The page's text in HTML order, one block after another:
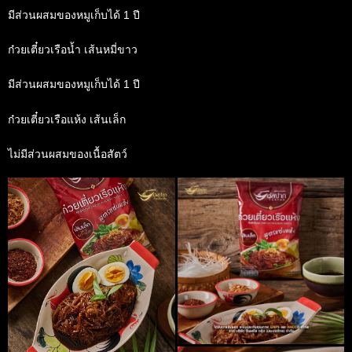
มีส่วนผสมของหมูเก็บได้ 1 ปี
ก๋วยเตี๋ยวเรือน้ำ เส้นหมี่ขาว
มีส่วนผสมของหมูเก็บได้ 1 ปี
️ก๋วยเตี๋ยวเรือแห้ง เส้นเล็ก
ไม่มีส่วนผสมของเนื้อสัตว์